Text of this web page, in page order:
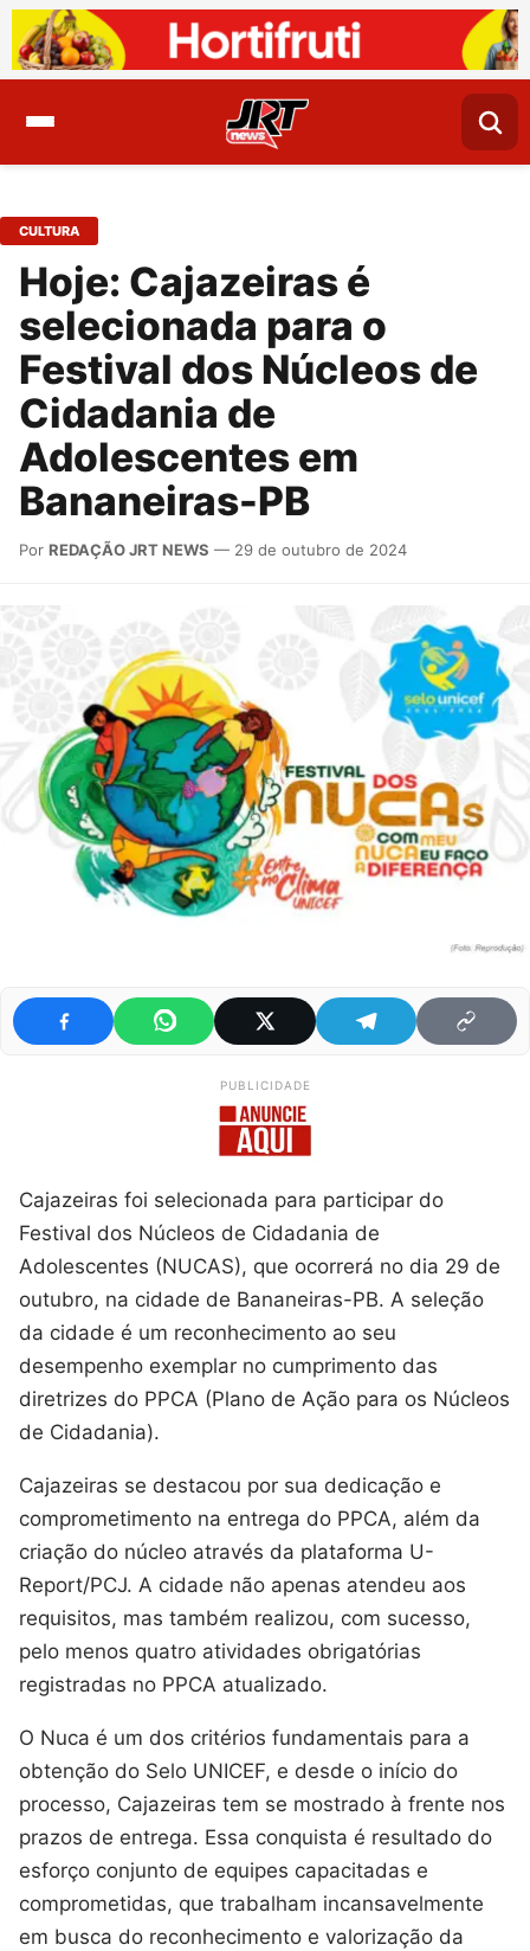
CULTURA
Hoje: Cajazeiras é
selecionada para o
Festival dos Núcleos de
Cidadania de
Adolescentes em
Bananeiras-PB
Por REDAÇÃO JRT NEWS — 29 de outubro de 2024
PUBLICIDADE
Cajazeiras foi selecionada para participar do
Festival dos Núcleos de Cidadania de
Adolescentes (NUCAS), que ocorrerá no dia 29 de
outubro, na cidade de Bananeiras-PB. A seleção
da cidade é um reconhecimento ao seu
desempenho exemplar no cumprimento das
diretrizes do PPCA (Plano de Ação para os Núcleos
de Cidadania).
Cajazeiras se destacou por sua dedicação e
comprometimento na entrega do PPCA, além da
criação do núcleo através da plataforma U-
Report/PCJ. A cidade não apenas atendeu aos
requisitos, mas também realizou, com sucesso,
pelo menos quatro atividades obrigatórias
registradas no PPCA atualizado.
O Nuca é um dos critérios fundamentais para a
obtenção do Selo UNICEF, e desde o início do
processo, Cajazeiras tem se mostrado à frente nos
prazos de entrega. Essa conquista é resultado do
esforço conjunto de equipes capacitadas e
comprometidas, que trabalham incansavelmente
em busca do reconhecimento e valorização da